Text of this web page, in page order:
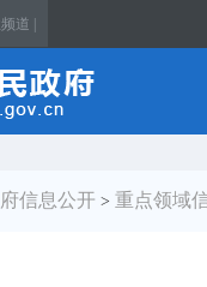
道 |
信息公开 > 重点领域